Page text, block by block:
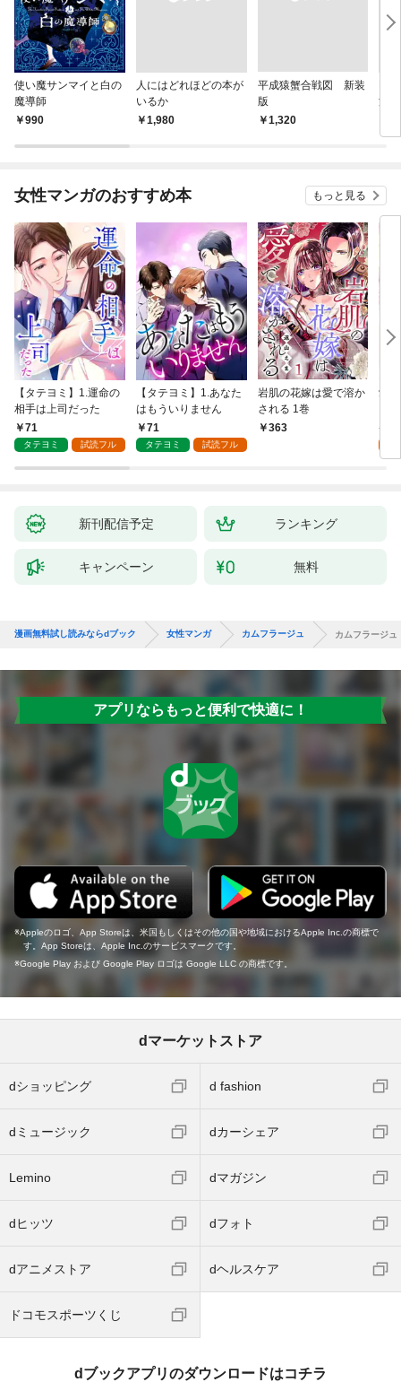
使い魔サンマイと白の
魔導師
990
人にはどれほどの本が
いるか
￥1,980
平成猿蟹合戦図 新装
版
￥1,320
涯て
女性マンガのおすすめ本 もっと見る
【タテヨミ】1.運命の
相手は上司だった
71
タテヨミ 試読フル
【タテヨミ】1.あなた
はもういりません
71
タテヨミ 試読フル
岩肌の花嫁は愛で溶か
される 1巻
363
愛
新刊配信予定 ランキング
キャンペーン 無料
漫画無料試し読みならdブック 女性マンガ カムフラージュ カムフラージュ
アプリならもっと便利で快適に！
Appleのロゴ、App Storeは、米国もしくはその他の国や地域におけるApple Inc.の商標で
す。App Storeは、Apple Inc.のサービスマークです。
Google Play および Google Play ロゴは Google LLC の商標です。
dマーケットストア
dショッピング d fashion
dミュージック dカーシェア
Lemino dマガジン
dヒッツ dフォト
dアニメストア dヘルスケア
ドコモスポーツくじ
dブックアプリのダウンロードはコチラ